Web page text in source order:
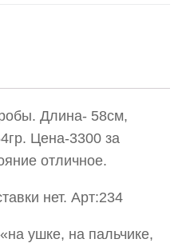
Длина- 58см,
Цена-3300 за
отличное.
нет. Арт:234
ушке, на пальчике,